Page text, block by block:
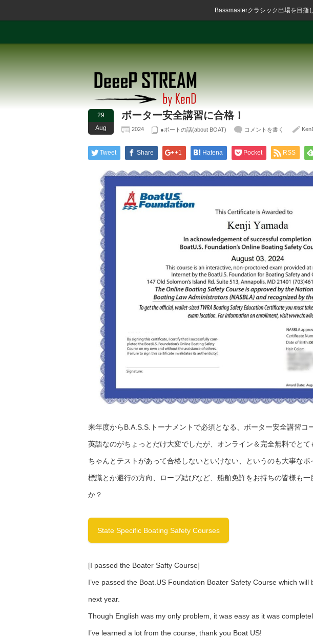
Bassmasterクラシック出場を目指
29
Aug
ボーター安全講習に合格！
2024 ●ボートの話(about BOAT) コメントを書く
Tweet Share +1 Hatena Pocket RSS
来年度からB.A.S.S.トーナメントで必須となる、ボーター安全講習コ
英語なのがちょっとだけ大変でしたが、オンライン＆完全無料でとて
ちゃんとテストがあって合格しないといけない、というのも大事なポ
標識とか避行の方向、ロープ結びなど、船舶免許をお持ちの皆様も
か？
State Specific Boating Safety Courses
[I passed the Boater Safty Course]
I’ve passed the Boat.US Foundation Boater Safety Course which
next year.
Though English was my only problem, it was easy as it was
I’ve learned a lot from the course, thank you Boat US!